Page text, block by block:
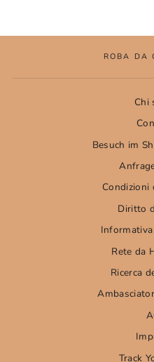
ROBA DA
Chi
Besuch im
Condizioni
Diritto
Rete da
Ricerca
Track